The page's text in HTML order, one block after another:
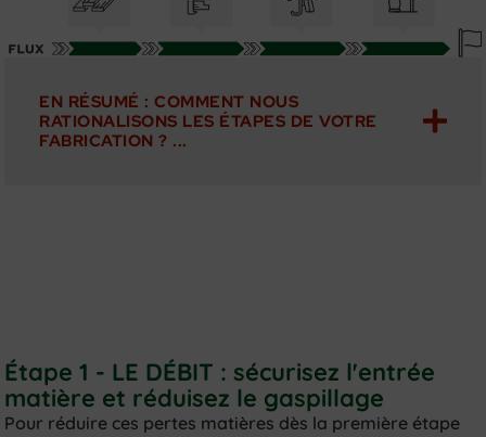
EN RÉSUMÉ : COMMENT NOUS
RATIONALISONS LES ÉTAPES DE VOTRE
FABRICATION ? ...
Étape 1 - LE DÉBIT : sécurisez l'entrée
matière et réduisez le gaspillage
Pour réduire ces pertes matières dès la première étape